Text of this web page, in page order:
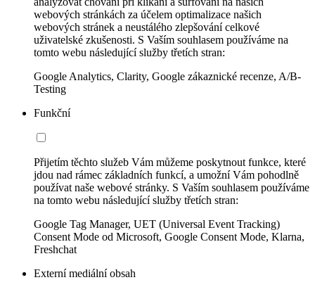
webových stránkách za účelem optimalizace našich
webových stránek a neustálého zlepšování celkové
uživatelské zkušenosti. S Vaším souhlasem používáme na
tomto webu následující služby třetích stran:
Google Analytics, Clarity, Google zákaznické recenze, A/B-
Testing
Funkční
Přijetím těchto služeb Vám můžeme poskytnout funkce, které
jdou nad rámec základních funkcí, a umožní Vám pohodlně
používat naše webové stránky. S Vaším souhlasem používáme
na tomto webu následující služby třetích stran:
Google Tag Manager, UET (Universal Event Tracking)
Consent Mode od Microsoft, Google Consent Mode, Klarna,
Freshchat
Externí mediální obsah